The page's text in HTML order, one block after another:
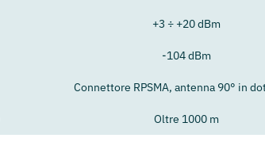
+3 ÷ +20 dBm
-104 dBm
Connettore RPSMA, antenna 90° in
Oltre 1000 m